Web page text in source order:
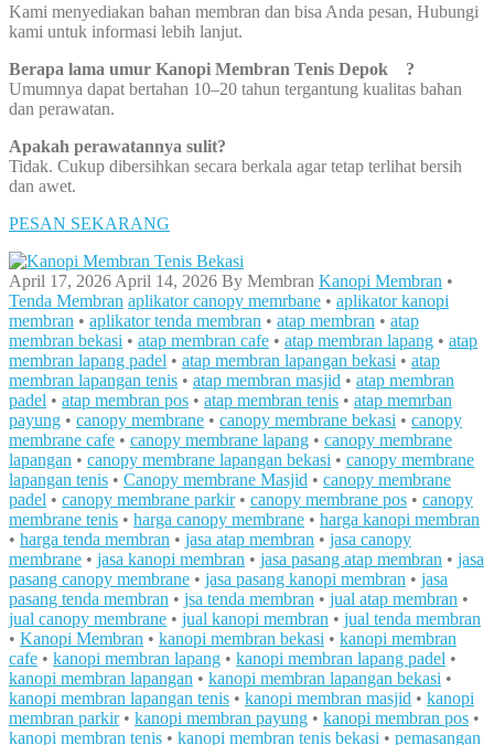
Kami menyediakan bahan membran dan bisa Anda pesan, Hubungi
kami untuk informasi lebih lanjut.
Berapa lama umur Kanopi Membran Tenis Depok ?
Umumnya dapat bertahan 10–20 tahun tergantung kualitas bahan
dan perawatan.
Apakah perawatannya sulit?
Tidak. Cukup dibersihkan secara berkala agar tetap terlihat bersih
dan awet.
PESAN SEKARANG
April 17, 2026 April 14, 2026 By Membran Kanopi Membran •
Tenda Membran aplikator canopy memrbane • aplikator kanopi
membran • aplikator tenda membran • atap membran • atap
membran bekasi • atap membran cafe • atap membran lapang • atap
membran lapang padel • atap membran lapangan bekasi • atap
membran lapangan tenis • atap membran masjid • atap membran
padel • atap membran pos • atap membran tenis • atap memrban
payung • canopy membrane • canopy membrane bekasi • canopy
membrane cafe • canopy membrane lapang • canopy membrane
lapangan • canopy membrane lapangan bekasi • canopy membrane
lapangan tenis • Canopy membrane Masjid • canopy membrane
padel • canopy membrane parkir• canopy membrane pos • canopy
membrane tenis • harga canopy membrane • harga kanopi membran
• harga tenda membran • jasa atap membran • jasa canopy
membrane • jasa kanopi membran • jasa pasang atap membran • jasa
pasang canopy membrane • jasa pasang kanopi membran • jasa
pasang tenda membran • jsa tenda membran • jual atap membran •
jual canopy membrane • jual kanopi membran • jual tenda membran
• Kanopi Membran • kanopi membran bekasi • kanopi membran
cafe • kanopi membran lapang • kanopi membran lapang padel •
kanopi membran lapangan • kanopi membran lapangan bekasi •
kanopi membran lapangan tenis • kanopi membran masjid • kanopi
membran parkir• kanopi membran payung • kanopi membran pos •
kanopi membran tenis • kanopi membran tenis bekasi • pemasangan